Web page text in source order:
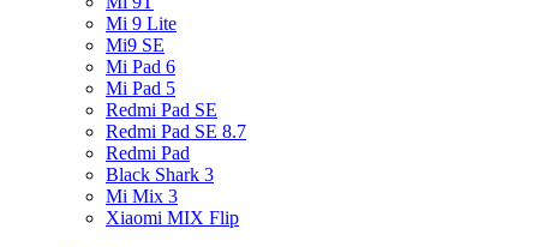
Mi 9 Lite
Mi9 SE
Mi Pad 6
Mi Pad 5
Redmi Pad SE
Redmi Pad SE 8.7
Redmi Pad
Black Shark 3
Mi Mix 3
Xiaomi MIX Flip